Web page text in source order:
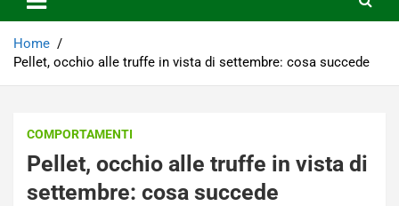
Home
Pellet, occhio alle truffe in vista di settembre: cosa succede
COMPORTAMENTI
Pellet, occhio alle truffe in vista di
settembre: cosa succede